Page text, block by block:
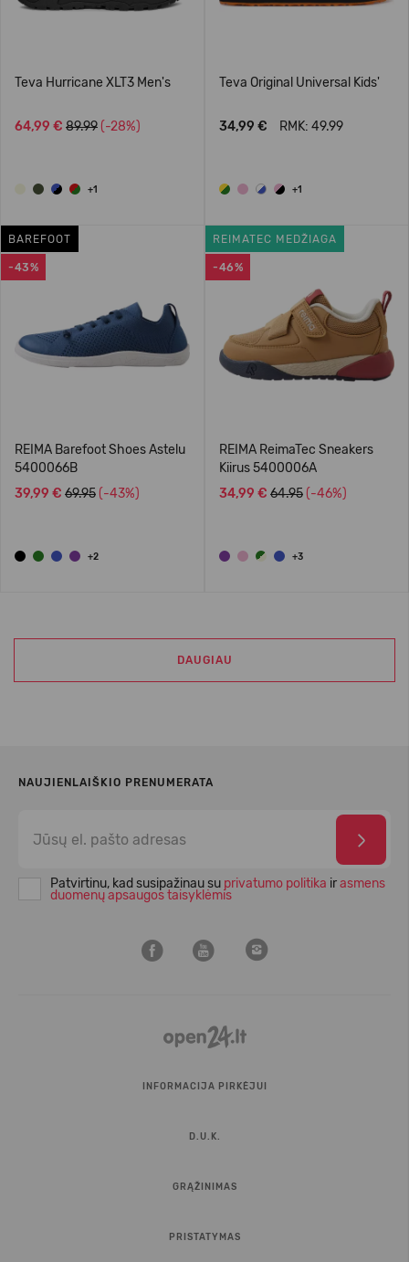
Teva Hurricane XLT3 Men's
64,99 € 89.99 (-28%)
+1
Teva Original Universal Kids'
34,99 € RMK: 49.99
+1
-43%
BAREFOOT
REIMA Barefoot Shoes Astelu
5400066B
39,99 € 69.95 (-43%)
+2
-46%
REIMATEC MEDŽIAGA
REIMA ReimaTec Sneakers
Kiirus 5400006A
34,99 € 64.95 (-46%)
+3
DAUGIAU
NAUJIENLAIŠKIO PRENUMERATA
Patvirtinu, kad susipažinau su privatumo politika irasmens
duomenų apsaugos taisyklėmis
INFORMACIJA PIRKĖJUI
D.U.K.
GRĄŽINIMAS
PRISTATYMAS